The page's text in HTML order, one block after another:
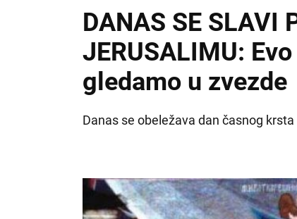
DANAS SE SLAVI
JERUSALIMU:
gledamo u zvezde
Danas se obeležava dan časnog